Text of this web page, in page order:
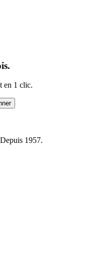
en 1 clic.
1957.